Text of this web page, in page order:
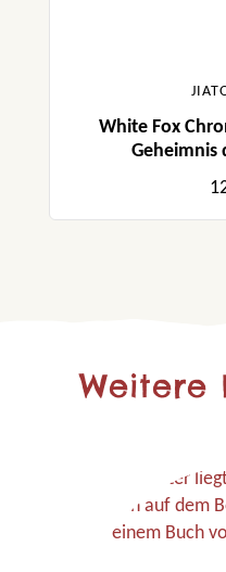
White Fox
Geheimnis
Weitere